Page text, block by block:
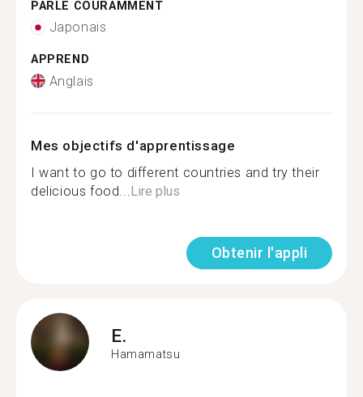
PARLE COURAMMENT
Japonais
APPREND
Anglais
Mes objectifs d'apprentissage
I want to go to different countries and try their
delicious food... Lire plus
Obtenir l'appli
E.
Hamamatsu